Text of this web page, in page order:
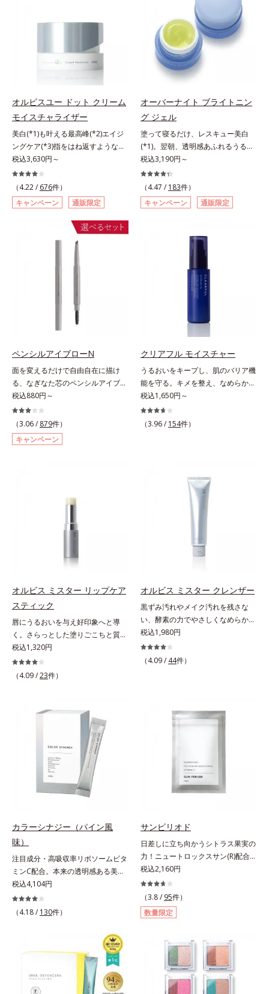
めるような加工を行う）」。不要と
いパワーを引き出し、サイエンスの
力でまっさらな素肌へと導くクリー
ンビューティブランドです。
作る材料であるたんぱく質12g(*1)
をメインに、美を引き出すコラーゲ
ン5,000mgも配合。さらにリズムを
支える鉄分やビタミン6種(*2)、食
物繊維など、女性が不足しがちな栄
養素を豊富に含み、大人女性の健康
美を総合的に支えます。甘さ控えめ
味展開。プロテイン独特のにおいや
クセが少なく、水に溶けやすいの
で、手軽においしくたんぱく質を摂
れます。*1 1杯分（約27g）当り。
コラーゲン含む。*2 ビタミンB1、
B2、B6、B12、ナイアシン、パン
トテン酸各商品の詳しい情報は商品
ページをご覧ください。・BEAUTY
夏祭りは、こちら
オルビスユー ドット クリーム
モイスチャライザー
美白(*1)も叶える最高峰(*2)エイジ
ングケア(*3)指をはね返すような弾
力感が宿るハリ感 濃密フィットク
リーム。ハリも透明感(*4)も結果主
義。年齢サイン(*5)の因子に着目し
た肌科学エイジングケア(*3)シリー
ズ。オルビスユー ドットシリーズ
は、年齢による肌悩み一つ一つを対
処するのではなく、肌で起きている
ことの根本原因に着目。加齢ととも
に現れる年齢サインについて研究を
進めたところ、弾力感のない状態で
感のなさ」が、大人の肌印象に大き
な影響を与えていることがわかりま
シリーズは美容成分(*7)として
「G.D.F.アクティベーター(*8)」を
配合。そして、従来から配合してい
る美白(*1)有効成分「トラネキサム
酸」を配合しました。さらに、シリ
ーズ共通の美容成分「GLルートブ
ースター(*9)」を配合することで、
肌のふっくら感や透明感を叶えま
なたのエイジングケアを応援しま
ミ・ソバカスを防ぐ（ウォッシュを
除く）*2 オルビス内スキンケアシ
手入れのこと*4 うるおいによる
乾燥による*7 保湿成分*8 ロニ
セラカエルレア果汁、ノバラエキス
配合＝うるおいを与えハリと透明感
に満ちた肌へ導く保湿成分*9 メマ
ツヨイグサ抽出液、スイカズラエキ
ス配合＝角層のすみずみまで水分・
油分を保ち、ハリ・ツヤを与える保
湿成分*10 気持ちのこと
税込3,630円～
（4.22 / 676件）
キャンペーン
通販限定
オーバーナイト ブライトニン
グ ジェル
塗って寝るだけ、レスキュー美白
(*1)。翌朝、透明感あふれるうるぷ
る肌を叶える、お守り涼感ジェルパ
ック。紫外線を浴びた日の夜は、ひ
んやり気持ちいいジェルでお肌をレ
スキュー！ メラニンの産生指令が
活発になる夜の肌環境に着目して、
(*2)ツヤ肌”へと整える夜用ジェルパ
ックです。ぷるぷるジェルを肌にの
せると、シートマスクのようにピタ
ッと密着。水ハリ膜が肌のうるおい
をキープしながら、やわらかさをア
ップ。美白(*1)と保湿の両方にアプ
SG(*3)」、肌荒れや日焼けによる肌
のほてりを予防する「グリチルリチ
ン酸ジカリウム(*4)」など、たっぷ
りの保湿成分が浸透しやすい肌環境
を叶えます。はじめはピタッと密着
するテクスチャーは、肌になじむご
とにもっちり質感に、最後はなめら
かな水膜へと3変化。普段の保湿液
をこのジェルにおきかえて塗って眠
*2 美白（メラニンの生成を抑え、
シミ・ソバカスを防ぐ）と保湿のこ
ミ・ソバカスを防ぐ美白有効成分を
組み合わせた複合成分*4 グリチル
BEAUTY夏祭りは、こちら
税込3,190円～
（4.47 / 183件）
キャンペーン
通販限定
ペンシルアイブローN
面を変えるだけで自由自在に描け
る、なぎなた芯のペンシルアイブロ
ー。角度を変えるだけで自由自在に
描けるペンシルアイブローです。な
ぎなた芯だから、接地面を変えるだ
けで太い線から細い線まで、テクニ
ックいらずで簡単に。スムースライ
ので、毛流れを整えたり、色をなじ
活躍。これ1本で完成度の高い、ふ
んわり眉に仕上がります。※中身を
ています。* ダイマージリノール酸
イソステアリル/フィトステリル）
配合＝感触向上成分
税込880円～
（3.06 / 879件）
キャンペーン
クリアフル モイスチャー
うるおいをキープし、肌のバリア機
能を守る。キメを整え、なめらかな
肌にするニキビ対策保湿液。「ニキ
ビをくり返してしまう」「毛穴目立
ちが気になる」「マスク生活であご
にWでアプローチする、薬用ニキビ
対策スキンケアシリーズです。5種
の和漢植物由来成分とコラーゲンが
きにくい肌を目指します。さらにビ
タミンC誘導体をはじめとした5種
ョットカプセル」を配合。カプセル
が浸透してから成分を放出する特殊
技術によって、高い浸透力(*2)と安
定性を実現。毛穴の目立ちをしっか
りケア(*3)して、ゆらぎやすいニキ
ビ肌を、みずみずしい清潔な垢抜け
肌(*4)へと導きます。たっぷりの保
然ビタミンE、イノシット、フィチ
ン酸、ユズセラミド、スフィンゴ糖
洗浄による汚れの除去*5 すべての
方に皮膚刺激がおきないというわけ
ではありません※敏感肌対象パッチ
ん）※弱酸性
税込1,650円～
（3.96 / 154件）
オルビス ミスター リップケア
スティック
唇にうるおいを与え好印象へと導
く。さらっとした塗りごこちと質感
で自然で好印象な口元に。さらっと
した軽やかな塗りごこちでありなが
らも、唇にうるおいを与える「モイ
リームはべたつくから苦手」という
リップクリームに苦手意識を感じる
方でも使用しやすい設計に。ツヤを
抑えた質感で、自然で好印象な口元
へと導きます。3種の植物性保湿成
分を組み合わせた「MULTI-３※」
を配合。さらに、ミツロウ、ヒアル
ロン酸、コラーゲン配合で、唇にう
ス、ビワ葉エキス、カミツレ花エキ
ス：唇にうるおいを与える保湿成分
税込1,320円
（4.09 /23件）
オルビス ミスター クレンザー
黒ずみ汚れやメイク汚れを残さな
い、酵素の力でやさしくなめらかに
洗い上げるW洗顔不要のスペシャル
クレンザー。過剰な皮脂とその皮脂
汚れが詰まって発生する黒ずみ汚れ
酸 LP(*1)」を配合し、毛穴の黒ずみ
毛穴の汚れをしっかり洗い流す期待
感が高まる黒と、優しく肌に吸い付
くようなとろけ感のジェル状テクス
っかり洗い流し、洗いあがりはつる
んとした肌に。泡立て不要であわた
だしい朝も疲れて帰ってきた夜も手
軽にご使用いただけます。*1 リパ
ーゼ、リンゴ酸*2 イソステアリル
アスコルビルリン酸２Na、プラン
クトンエキス、ハス花エキス、乳酸
桿菌/セイヨウナシ果汁発酵液、ア
⇒ 保湿液※洗顔料と置き換えてご
使用いただけます。※週2～3回のス
ペシャル洗顔としてのご使用をおす
すめいたしますが、クレンジング料
税込1,980円
（4.09 / 44件）
カラーシナジー（パイン風
味）
注目成分・高吸収率リポソームビタ
ミンC配合。本来の透明感ある美し
さを目指す美容サプリメント。みん
なが目指す美しさのゴールは、透明
感でした。注目成分リポソームビタ
す美容サプリメントです。美容に嬉
しい効果を持つビタミンCには、口
から摂取しても吸収されにくく、多
くが体外に排出されるというデメリ
ットが。そんなデメリットを払拭す
税込4,104円
（4.18 / 130件）
サンピリオド
日差しに立ち向かうシトラス果実の
力！ニュートロックスサン(R)配合の
インナーケア(*)。果実の力で日差し
に立ち向かうインナーケア(*)です。
強い紫外線が降り注ぐ南スペイン産
のシトラスとローズマリーから抽出
した話題の成分、「ニュートロック
究を重ねており、多くの国で実績の
ある夏のケア成分です。さらに夏の
ケアで有名なPLエキスと、欠かせな
い美容成分ビタミンCもプラス。独
税込2,160円
（3.8 / 95件）
数量限定